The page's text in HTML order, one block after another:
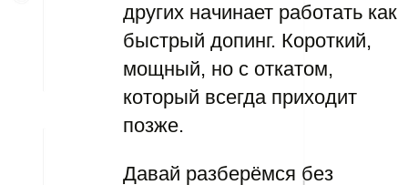
других начинает работать как
быстрый допинг. Короткий,
мощный, но с откатом,
который всегда приходит
позже.
Давай разберёмся без